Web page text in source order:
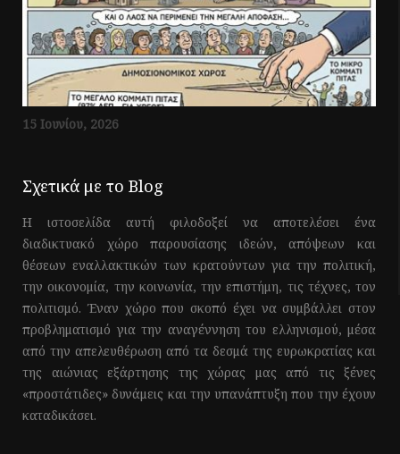
15 Ιουνίου, 2026
Σχετικά με το Blog
Η ιστοσελίδα αυτή φιλοδοξεί να αποτελέσει ένα
διαδικτυακό χώρο παρουσίασης ιδεών, απόψεων και
θέσεων εναλλακτικών των κρατούντων για την πολιτική,
την οικονομία, την κοινωνία, την επιστήμη, τις τέχνες, τον
πολιτισμό. Έναν χώρο που σκοπό έχει να συμβάλλει στον
προβληματισμό για την αναγέννηση του ελληνισμού, μέσα
από την απελευθέρωση από τα δεσμά της ευρωκρατίας και
της αιώνιας εξάρτησης της χώρας μας από τις ξένες
«προστάτιδες» δυνάμεις και την υπανάπτυξη που την έχουν
καταδικάσει.